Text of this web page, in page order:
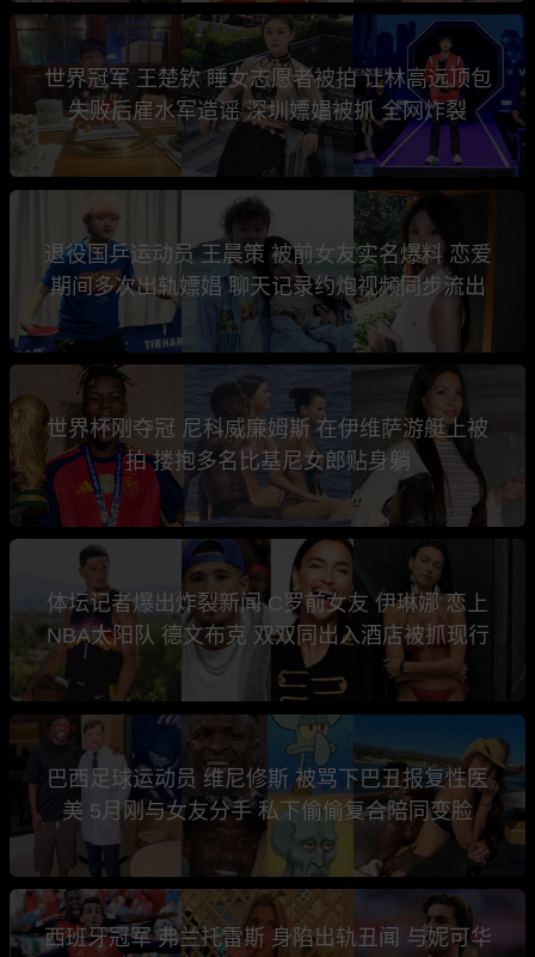
世界冠军 王楚钦 睡女志愿者被拍 让林高远顶包
失败后雇水军造谣 深圳嫖娼被抓 全网炸裂
退役国乒运动员 王晨策 被前女友实名爆料 恋爱
期间多次出轨嫖娼 聊天记录约炮视频同步流出
世界杯刚夺冠 尼科威廉姆斯 在伊维萨游艇上被
拍 搂抱多名比基尼女郎贴身躺
体坛记者爆出炸裂新闻 C罗前女友 伊琳娜 恋上
NBA太阳队 德文布克 双双同出入酒店被抓现行
巴西足球运动员 维尼修斯 被骂下巴丑报复性医
美 5月刚与女友分手 私下偷偷复合陪同变脸
西班牙冠军 弗兰托雷斯 身陷出轨丑闻 与妮可华